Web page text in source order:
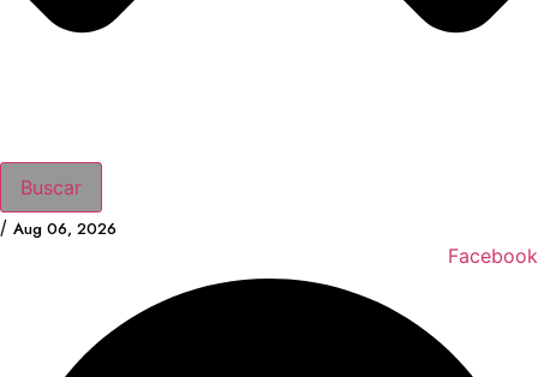
Buscar
/ Aug 06, 2026
Facebook